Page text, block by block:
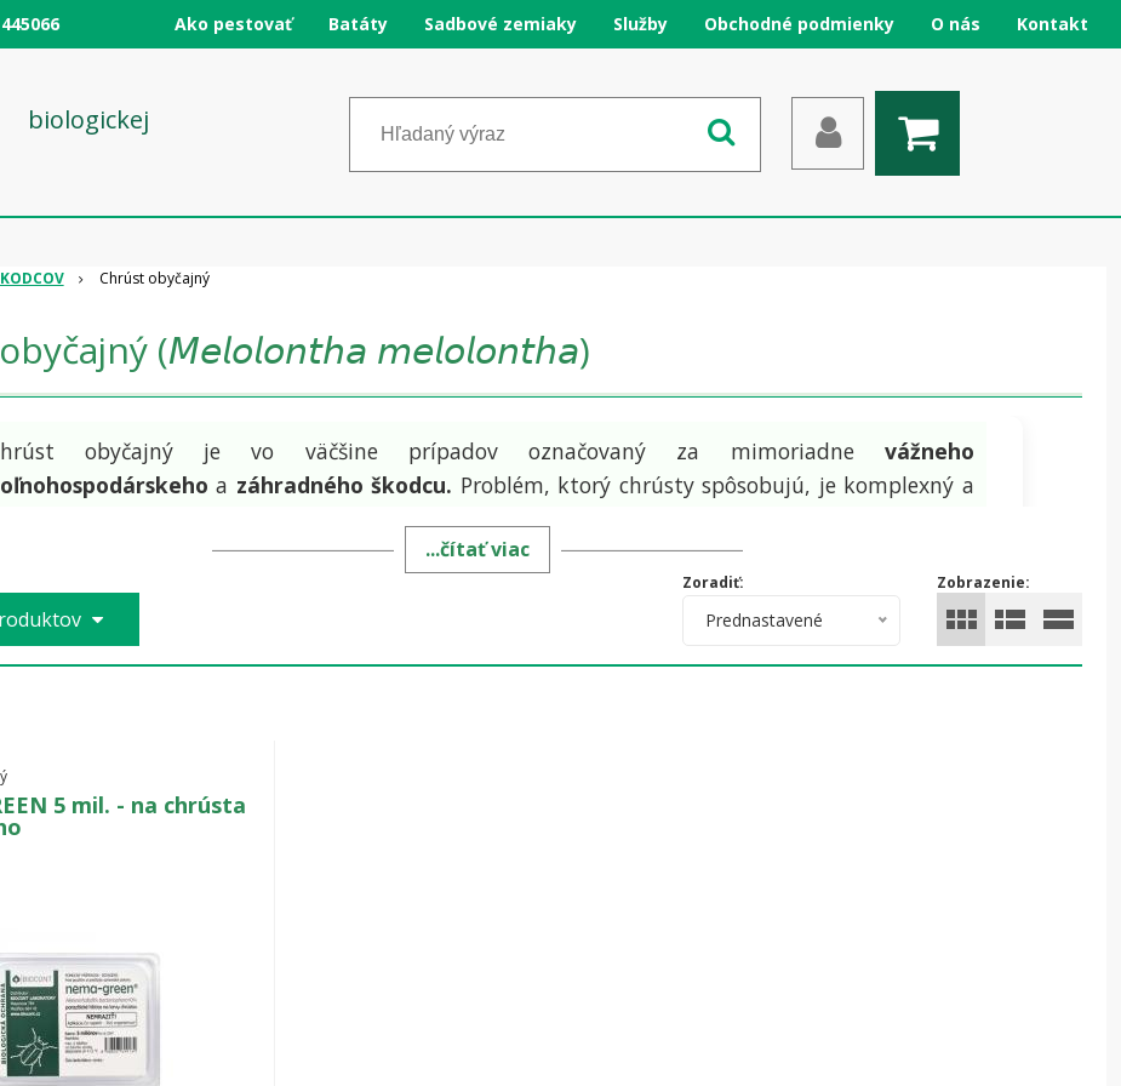
Ako pestovať Batáty Sadbové zemiaky Služby Obchodné podmienky O nás Kontakt
Chrúst obyčajný
(𝘔𝘦𝘭𝘰𝘭𝘰𝘯𝘵𝘩𝘢 𝘮𝘦𝘭𝘰𝘭𝘰𝘯𝘵𝘩𝘢)
obyčajný je vo väčšine prípadov označovaný za mimoriadne vážneho
a záhradného škodcu. Problém, ktorý chrústy spôsobujú, je komplexný a
samotná opätovná sejba plodín ho málokedy vyrieši. Najväčšie nebezpečenstvo predstavujú ich
ktorédevastujú koreňový systém rastlín, čím dokážu kompletne zničiť
ovocné sady aj trávniky.
...čítať viac
Zobrazenie:
Zoradiť:
Prednastavené
5 mil. - na chrústa